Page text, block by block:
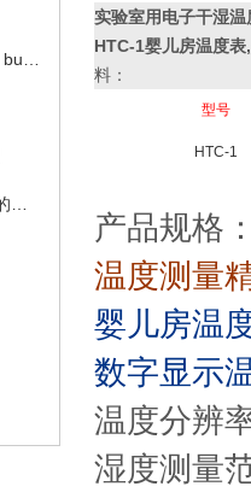
实验室用电子干湿
HTC-1婴儿房温度
料：
型号
HTC-1
产品规格
温度测量
婴儿房温
数字显示
温度分辨
湿度测量